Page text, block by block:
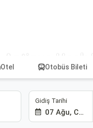
Uçak
Otel Otobüs Bileti
Gidiş Tarihi
07 Ağu, Cum